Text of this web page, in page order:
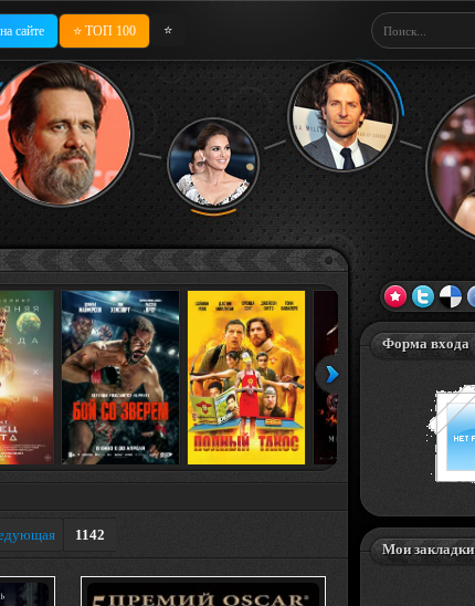
сайте ⭐ ТОП 100 ⭐
1142
Форма входа
Мои закладки